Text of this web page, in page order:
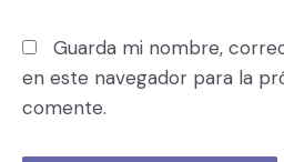
Guarda mi nombre,
en este navegador para la
comente.